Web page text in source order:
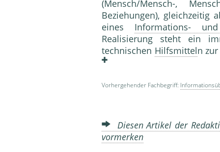
(Mensch/Mensch-,
Beziehungen), gleichzeitig
eines Informations-
Realisierung steht ein
technischen Hilfsmitteln
Vorhergehender Fachbegriff:
Diesen Artikel der
vormerken